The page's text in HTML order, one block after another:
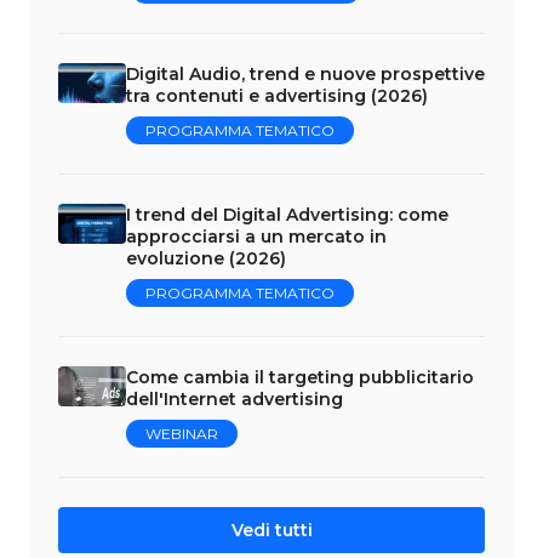
Digital Audio, trend e nuove prospettive
tra contenuti e advertising (2026)
PROGRAMMA TEMATICO
I trend del Digital Advertising: come
approcciarsi a un mercato in
evoluzione (2026)
PROGRAMMA TEMATICO
Come cambia il targeting pubblicitario
dell'Internet advertising
WEBINAR
Vedi tutti